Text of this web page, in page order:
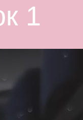
1